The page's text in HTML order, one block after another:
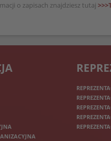
o zapisach znajdziesz tutaj